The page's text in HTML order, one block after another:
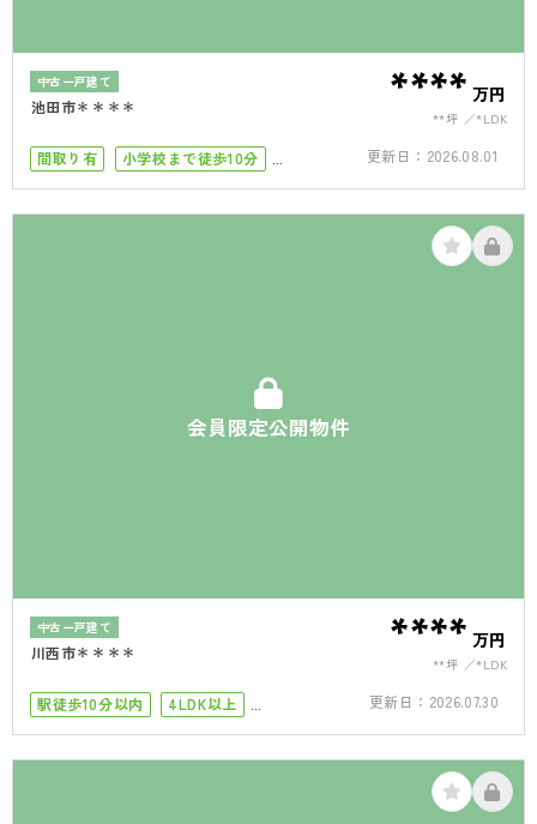
中古一戸建て
池田市＊＊＊＊ **** 万円
**坪 *LDK
間取り有
小学校まで徒歩10分
更新日： 2026.08.01
会員限定公開物件
中古一戸建て
川西市＊＊＊＊ **** 万円
**坪 *LDK
駅徒歩10分以内
4LDK以上
更新日： 2026.07.30